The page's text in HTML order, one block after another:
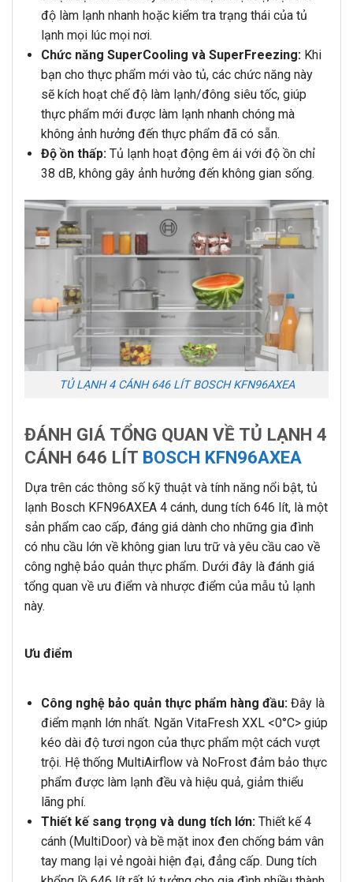
độ làm lạnh nhanh hoặc kiểm tra trạng thái của tủ
lạnh mọi lúc mọi nơi.
Chức năng SuperCooling và SuperFreezing:Khi
bạn cho thực phẩm mới vào tủ, các chức năng này
sẽ kích hoạt chế độ làm lạnh/đông siêu tốc, giúp
thực phẩm mới được làm lạnh nhanh chóng mà
không ảnh hưởng đến thực phẩm đã có sẵn.
Độ ồn thấp:Tủ lạnh hoạt động êm ái với độ ồn chỉ
38 dB, không gây ảnh hưởng đến không gian sống.
TỦ LẠNH 4 CÁNH 646 LÍT BOSCH KFN96AXEA
ĐÁNH GIÁ TỔNG QUAN VỀ TỦ LẠNH 4
CÁNH 646 LÍT BOSCH KFN96AXEA
Dựa trên các thông số kỹ thuật và tính năng nổi bật, tủ
lạnh Bosch KFN96AXEA 4 cánh, dung tích 646 lít, là một
sản phẩm cao cấp, đáng giá dành cho những gia đình
có nhu cầu lớn về không gian lưu trữ và yêu cầu cao về
công nghệ bảo quản thực phẩm. Dưới đây là đánh giá
tổng quan về ưu điểm và nhược điểm của mẫu tủ lạnh
này.
Ưu điểm
Công nghệ bảo quản thực phẩm hàng đầu:Đây là
điểm mạnh lớn nhất. Ngăn VitaFresh XXL <0°C> giúp
kéo dài độ tươi ngon của thực phẩm một cách vượt
trội. Hệ thống MultiAirflow và NoFrost đảm bảo thực
phẩm được làm lạnh đều và hiệu quả, giảm thiểu
lãng phí.
Thiết kế sang trọng và dung tích lớn:Thiết kế 4
cánh (MultiDoor) và bề mặt inox đen chống bám vân
tay mang lại vẻ ngoài hiện đại, đẳng cấp. Dung tích